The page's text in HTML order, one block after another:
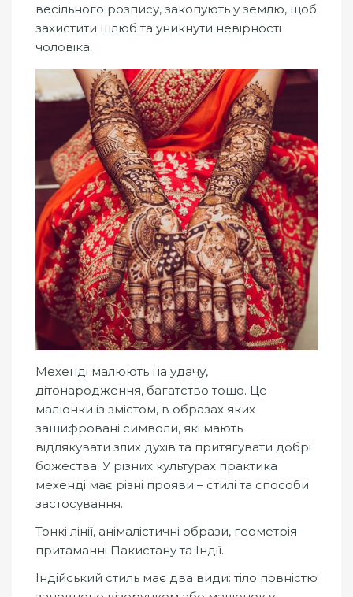
весільного розпису, закопують у землю, щоб
захистити шлюб та уникнути невірності
чоловіка.
Мехенді малюють на удачу,
дітонародження, багатство тощо. Це
малюнки із змістом, в образах яких
зашифровані символи, які мають
відлякувати злих духів та притягувати добрі
божества. У різних культурах практика
мехенді має різні прояви – стилі та способи
застосування.
Тонкі лінії, анімалістичні образи, геометрія
притаманні Пакистану та Індії.
Індійський стиль має два види: тіло повністю